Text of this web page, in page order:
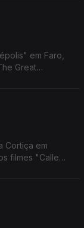
em Faro,
Great
Cortiça em
filmes "Calle